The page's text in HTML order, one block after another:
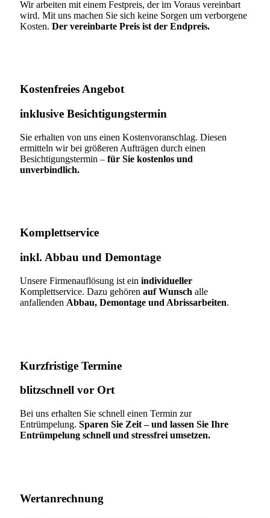
Wir arbeiten mit einem Festpreis, der im Voraus vereinbart
wird. Mit uns machen Sie sich keine Sorgen um verborgene
Kosten. Der vereinbarte Preis ist der Endpreis.
Kostenfreies Angebot
inklusive Besichtigungstermin
Sie erhalten von uns einen Kostenvoranschlag. Diesen
ermitteln wir bei größeren Aufträgen durch einen
Besichtigungstermin – für Sie kostenlos und
unverbindlich.
Komplettservice​
inkl. Abbau und Demontage​
Unsere Firmenauflösung ist ein individueller
Komplettservice. Dazu gehören auf Wunsch alle
anfallenden Abbau, Demontage und Abrissarbeiten.
Kurzfristige Termine​
blitzschnell vor Ort
Bei uns erhalten Sie schnell einen Termin zur
Entrümpelung. Sparen Sie Zeit – und lassen Sie Ihre
Entrümpelung schnell und stressfrei umsetzen.
Wertanrechnung